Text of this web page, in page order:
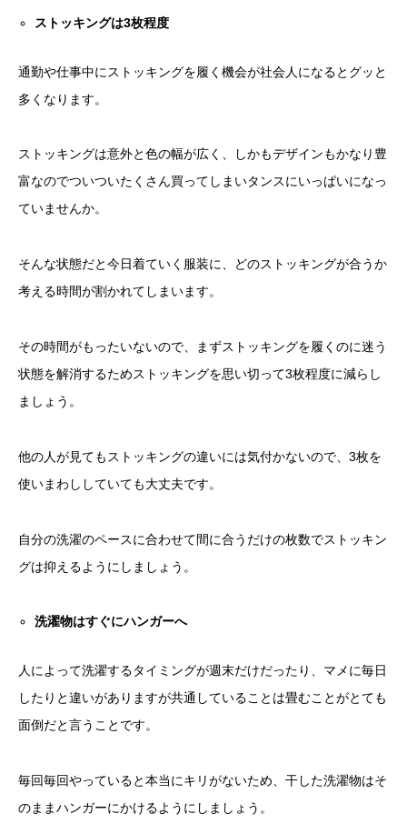
ストッキングは3枚程度
通勤や仕事中にストッキングを履く機会が社会人になるとグッと
多くなります。
ストッキングは意外と色の幅が広く、しかもデザインもかなり豊
富なのでついついたくさん買ってしまいタンスにいっぱいになっ
ていませんか。
そんな状態だと今日着ていく服装に、どのストッキングが合うか
考える時間が割かれてしまいます。
その時間がもったいないので、まずストッキングを履くのに迷う
状態を解消するためストッキングを思い切って3枚程度に減らし
ましょう。
他の人が見てもストッキングの違いには気付かないので、3枚を
使いまわししていても大丈夫です。
自分の洗濯のペースに合わせて間に合うだけの枚数でストッキン
グは抑えるようにしましょう。
洗濯物はすぐにハンガーへ
人によって洗濯するタイミングが週末だけだったり、マメに毎日
したりと違いがありますが共通していることは畳むことがとても
面倒だと言うことです。
毎回毎回やっていると本当にキリがないため、干した洗濯物はそ
のままハンガーにかけるようにしましょう。